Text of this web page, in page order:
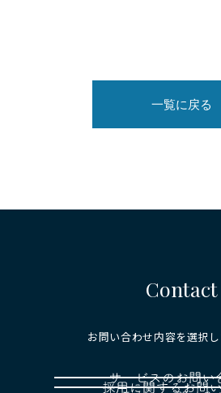
一覧に戻る
Contact
お問い合わせ内容を選択